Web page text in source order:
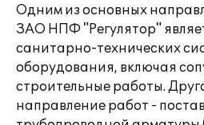
Одним из основных
ЗАО НПФ "Регулятор"
санитарно-технических
оборудования, включая
строительные работы.
направление работ -